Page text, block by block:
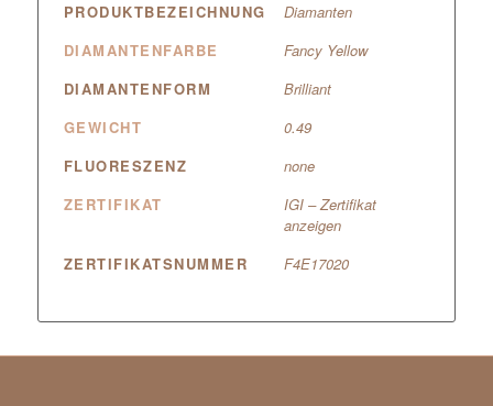
PRODUKTBEZEICHNUNG
Diamanten
DIAMANTENFARBE
Fancy Yellow
DIAMANTENFORM
Brilliant
GEWICHT
0.49
FLUORESZENZ
none
ZERTIFIKAT
IGI – Zertifikat
anzeigen
ZERTIFIKATSNUMMER
F4E17020